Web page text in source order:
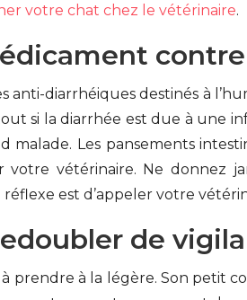
votre chat chez le vétérinaire.
anti-diarrhéiques destinés à
si la diarrhée est due à une
malade. Les pansements
votre vétérinaire. Ne donnez
est d’appeler votre
de
prendre à la légère. Son petit